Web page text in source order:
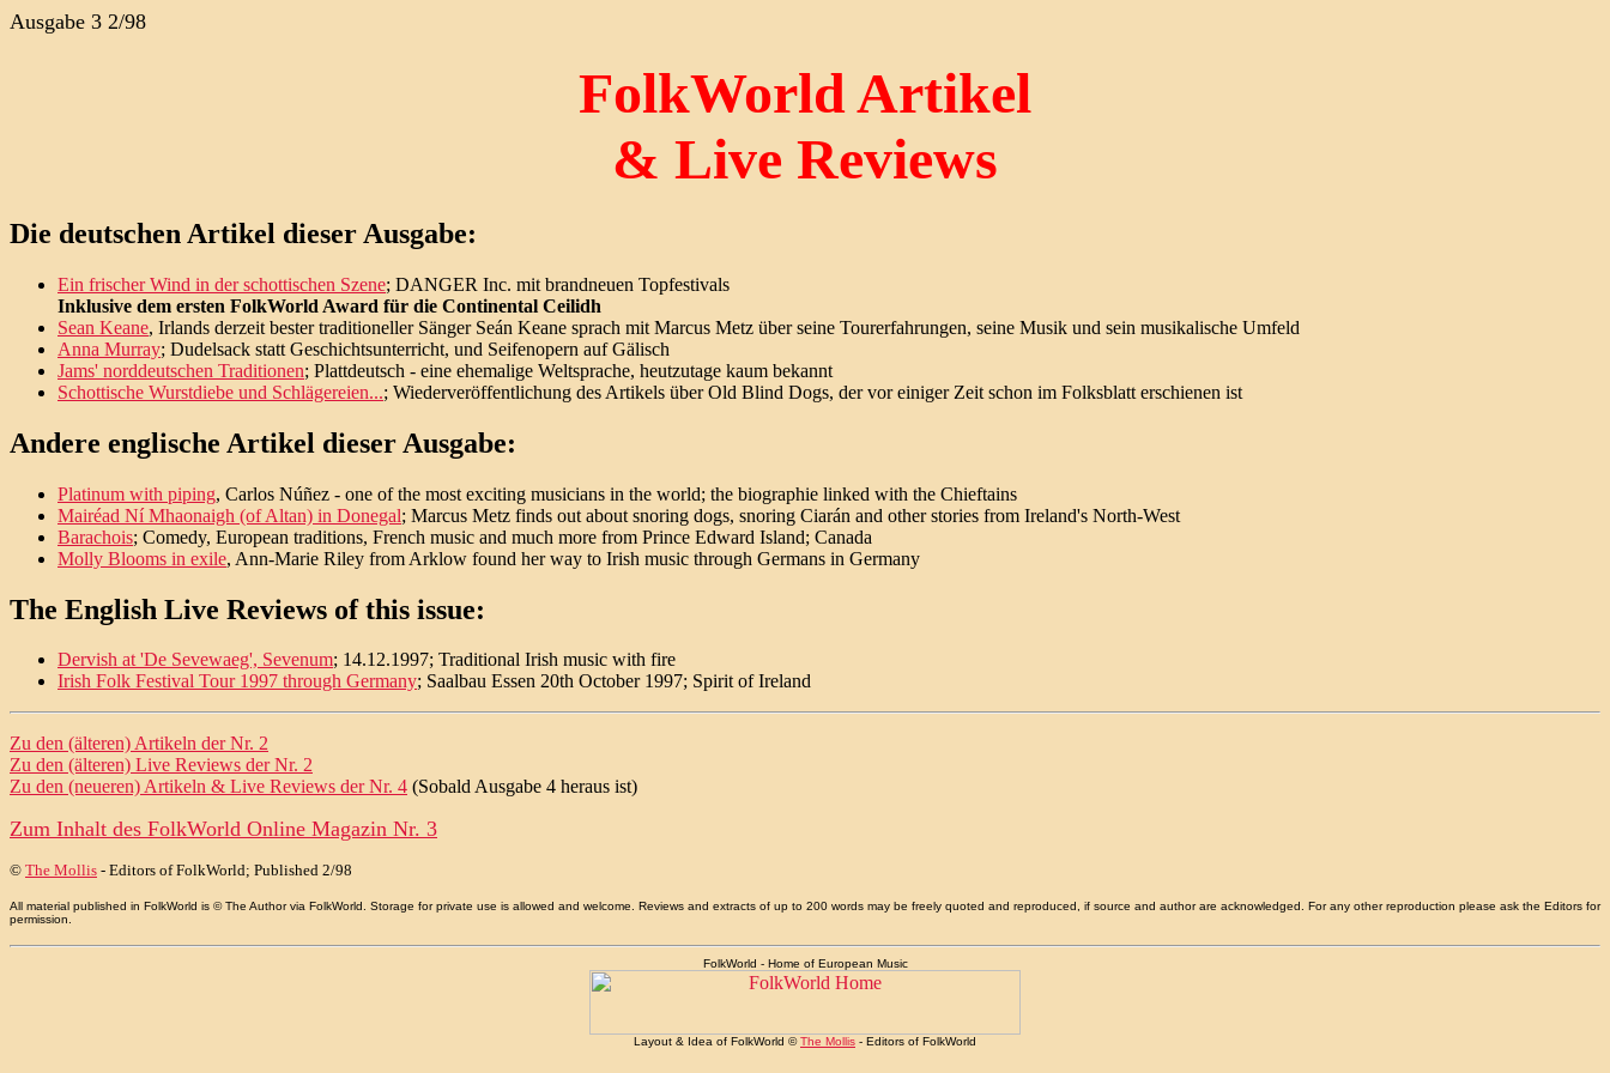
Ausgabe 3 2/98
FolkWorld Artikel
& Live Reviews
Die deutschen Artikel dieser Ausgabe:
Ein frischer Wind in der schottischen Szene; DANGER Inc. mit brandneuen Topfestivals
Inklusive dem ersten FolkWorld Award für die Continental Ceilidh
Sean Keane, Irlands derzeit bester traditioneller Sänger Seán Keane sprach mit Marcus Metz über seine Tourerfahrungen, seine Musik und sein musikalische Umfeld
Anna Murray; Dudelsack statt Geschichtsunterricht, und Seifenopern auf Gälisch
Jams' norddeutschen Traditionen; Plattdeutsch - eine ehemalige Weltsprache, heutzutage kaum bekannt
Schottische Wurstdiebe und Schlägereien...; Wiederveröffentlichung des Artikels über Old Blind Dogs, der vor einiger Zeit schon im Folksblatt erschienen ist
Andere englische Artikel dieser Ausgabe:
Platinum with piping, Carlos Núñez - one of the most exciting musicians in the world; the biographie linked with the Chieftains
Mairéad Ní Mhaonaigh (of Altan) in Donegal; Marcus Metz finds out about snoring dogs, snoring Ciarán and other stories from Ireland's North-West
Barachois; Comedy, European traditions, French music and much more from Prince Edward Island; Canada
Molly Blooms in exile, Ann-Marie Riley from Arklow found her way to Irish music through Germans in Germany
The English Live Reviews of this issue:
Dervish at 'De Sevewaeg', Sevenum; 14.12.1997; Traditional Irish music with fire
Irish Folk Festival Tour 1997 through Germany; Saalbau Essen 20th October 1997; Spirit of Ireland
Zu den (älteren) Artikeln der Nr. 2
Zu den (älteren) Live Reviews der Nr. 2
Zu den (neueren) Artikeln & Live Reviews der Nr. 4 (Sobald Ausgabe 4 heraus ist)
Zum Inhalt des FolkWorld Online Magazin Nr. 3
© The Mollis - Editors ofFolkWorld; Published 2/98
All material published in FolkWorld is © The Author via FolkWorld. Storage for private use is allowed and welcome. Reviews and extracts of up to 200 words may be freely quoted and reproduced, if source and author are acknowledged. For any other reproduction please ask the Editors for
permission.
FolkWorld - Home of European Music
Layout & Idea of FolkWorld ©The Mollis - Editors of FolkWorld